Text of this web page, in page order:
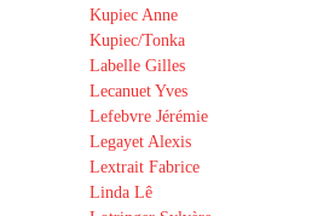
Kupiec Anne
Kupiec/Tonka
Labelle Gilles
Lecanuet Yves
Lefebvre Jérémie
Legayet Alexis
Lextrait Fabrice
Linda Lê